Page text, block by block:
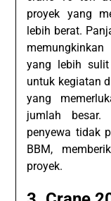
proyek yang
lebih berat.
yang lebih
untuk kegiatan
yang
jumlah besar.
penyewa tidak
BBM,
proyek.